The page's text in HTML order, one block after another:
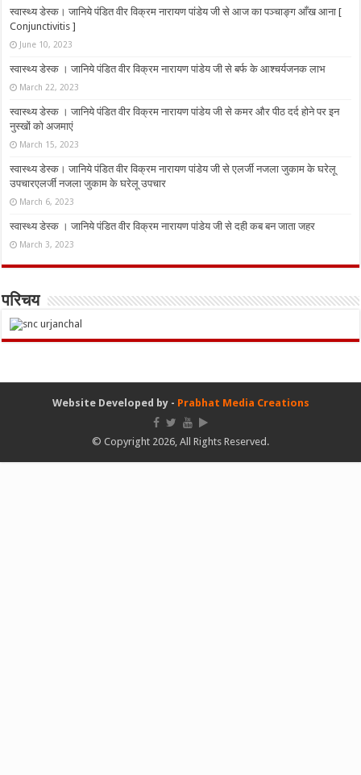
स्वास्थ्य डेस्क। जानिये पंडित वीर विक्रम नारायण पांडेय जी से आज का पञ्चाङ्ग आँख आना [
Conjunctivitis ]
June 10, 2023
स्वास्थ्य डेस्क । जानिये पंडित वीर विक्रम नारायण पांडेय जी से बर्फ के आश्चर्यजनक लाभ
March 22, 2023
स्वास्थ्य डेस्क । जानिये पंडित वीर विक्रम नारायण पांडेय जी से कमर और पीठ दर्द होने पर इन
नुस्‍खों को अजमाएं
March 15, 2023
स्वास्थ्य डेस्क। जानिये पंडित वीर विक्रम नारायण पांडेय जी से एलर्जी नजला जुकाम के घरेलू
उपचारएलर्जी नजला जुकाम के घरेलू उपचार
March 6, 2023
स्वास्थ्य डेस्क । जानिये पंडित वीर विक्रम नारायण पांडेय जी से दही कब बन जाता जहर
March 3, 2023
परिचय
Website Developed by - Prabhat Media Creations
© Copyright 2026, All Rights Reserved.